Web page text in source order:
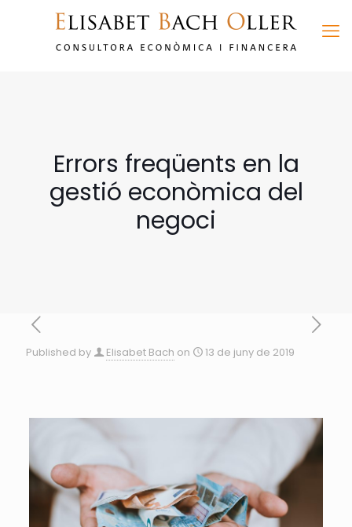
Errors freqüents en la
gestió econòmica del
negoci
Published by Elisabet Bach on 13 de juny de 2019